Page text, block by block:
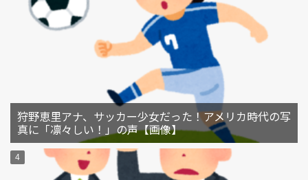
狩野恵里アナ、サッカー少女だった！アメリカ時代の写
真に「凛々しい！」の声【画像】